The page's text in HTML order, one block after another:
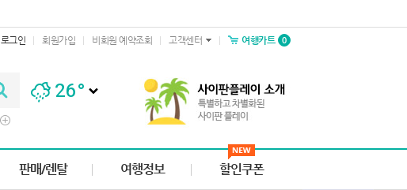
로그인 회원가입 비회원 예약조회 고객센터 여행카트 0
26°
판매/렌탈 여행정보 할인쿠폰